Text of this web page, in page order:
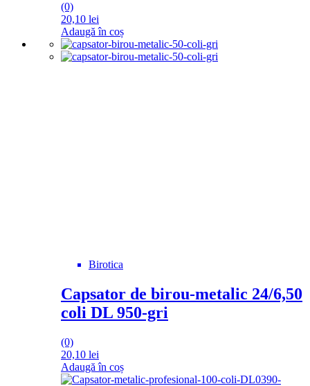
(0)
20,10 lei
Adaugă în coș
Birotica
Capsator de birou-metalic 24/6,50
coli DL 950-gri
(0)
20,10 lei
Adaugă în coș